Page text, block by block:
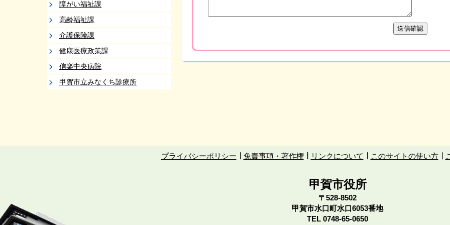
障がい福祉課
高齢福祉課
介護保険課
健康医療政策課
信楽中央病院
甲賀市立みなくち診療所
プライバシーポリシー 免責事項・著作権 リンクについて このサイトの使い方
甲賀市役所
〒528-8502
甲賀市水口町水口6053番地
TEL 0748-65-0650